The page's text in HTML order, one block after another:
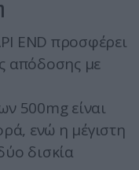
END προσφέρει
απόδοσης με
500mg είναι
ενώ η μέγιστη
δισκία